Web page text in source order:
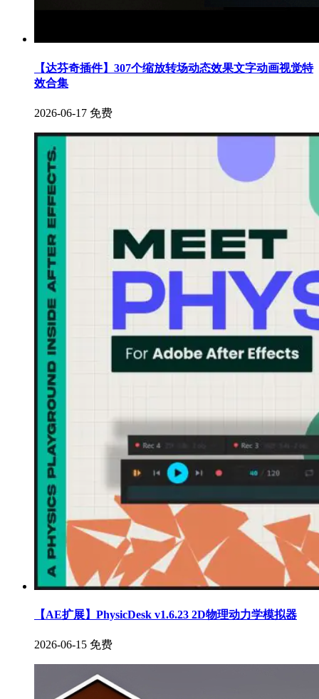
【达芬奇插件】307个缩放转场动态效果文字动画视觉特
效合集
2026-06-17 免费
【AE扩展】PhysicDesk v1.6.23 2D物理动力学模拟器
2026-06-15 免费